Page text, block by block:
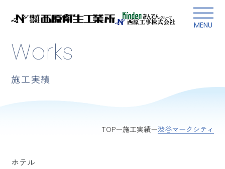
MENU
本文にスキップ
Works
施工実績
TOP 施工実績 渋谷マークシティ
ホテル